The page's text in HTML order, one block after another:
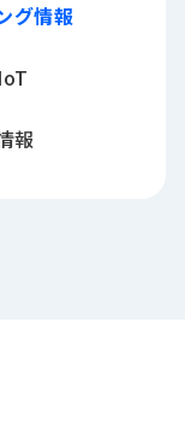
グ情報
報